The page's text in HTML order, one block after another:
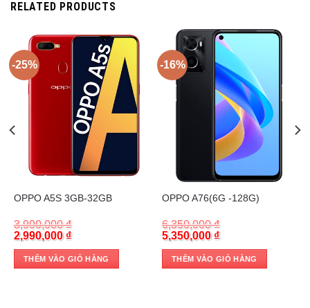
RELATED PRODUCTS
-25%
Trả góp 0%
OPPO A5S 3GB-32GB
3,990,000₫
Original
price
was:
3,990,000 ₫.
2,990,000 ₫Current
is:
2,990,000 ₫.
THÊM VÀO GIỎ HÀNG
-16%
Trả góp 0%
OPPO A76(6G -128G)
6,350,000₫
Original
price
was:
6,350,000 ₫.
5,350,000 ₫Current
is:
5,350,000 ₫.
THÊM VÀO GIỎ HÀNG